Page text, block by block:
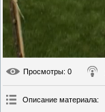
Просмотры: 0
Описание материала: